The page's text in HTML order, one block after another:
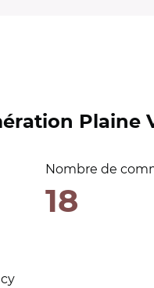
Plaine
Nombre de
18